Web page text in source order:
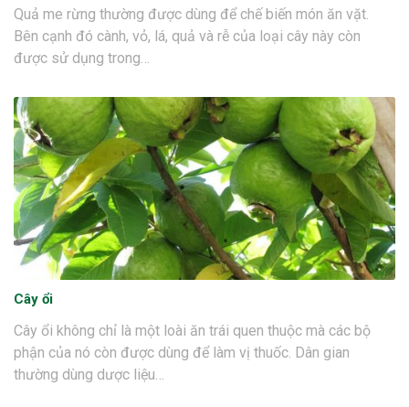
Quả me rừng thường được dùng để chế biến món ăn vặt.
Bên cạnh đó cành, vỏ, lá, quả và rễ của loại cây này còn
được sử dụng trong…
Cây ổi
Cây ổi không chỉ là một loài ăn trái quen thuộc mà các bộ
phận của nó còn được dùng để làm vị thuốc. Dân gian
thường dùng dược liệu…